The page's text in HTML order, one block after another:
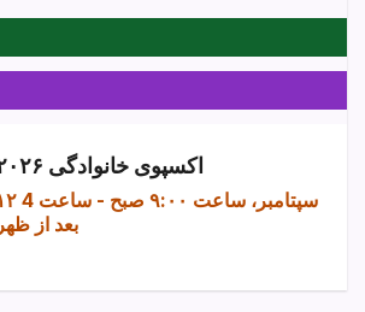
اکسپوی خانوادگی ۲۰۲۶
۱۲ سپتامبر، ساعت ۹:۰۰ صبح -
ساعت 4
بعد از ظهر